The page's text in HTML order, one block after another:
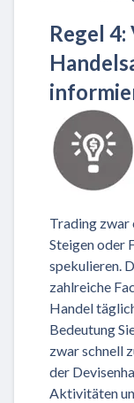
Regel
Trading zwar
Steigen oder
spekulieren.
zahlreiche
Handel
Bedeutung
zwar schnell
der
Aktivitäten